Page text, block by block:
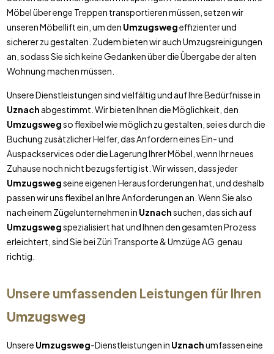
Möbel über enge Treppen transportieren müssen, setzen wir
unseren Möbellift ein, um den Umzugswegeffizienter und
sicherer zu gestalten. Zudem bieten wir auch Umzugsreinigungen
an, sodass Sie sich keine Gedanken über die Übergabe der alten
Wohnung machen müssen.
Unsere Dienstleistungen sind vielfältig und auf Ihre Bedürfnisse in
Uznach abgestimmt. Wir bieten Ihnen die Möglichkeit, den
Umzugswegso flexibel wie möglich zu gestalten, sei es durch die
Buchung zusätzlicher Helfer, das Anfordern eines Ein- und
Auspackservices oder die Lagerung Ihrer Möbel, wenn Ihr neues
Zuhause noch nicht bezugsfertig ist. Wir wissen, dass jeder
Umzugswegseine eigenen Herausforderungen hat, und deshalb
passen wir uns flexibel an Ihre Anforderungen an. Wenn Sie also
nach einem Zügelunternehmen in Uznachsuchen, das sich auf
Umzugswegspezialisiert hat und Ihnen den gesamten Prozess
erleichtert, sind Sie bei Züri Transporte & Umzüge AG genau
richtig.
Unsere umfassenden Leistungen für Ihren
Umzugsweg
Unsere Umzugsweg-Dienstleistungen in Uznachumfassen eine